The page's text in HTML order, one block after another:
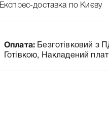
Експрес-доставка по Києву
Оплата: Безготівковий з
Готівкою, Накладений